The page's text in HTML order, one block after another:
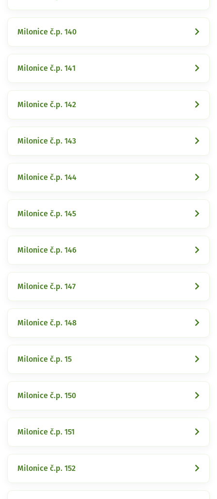
Milonice č.p. 140
Milonice č.p. 141
Milonice č.p. 142
Milonice č.p. 143
Milonice č.p. 144
Milonice č.p. 145
Milonice č.p. 146
Milonice č.p. 147
Milonice č.p. 148
Milonice č.p. 15
Milonice č.p. 150
Milonice č.p. 151
Milonice č.p. 152